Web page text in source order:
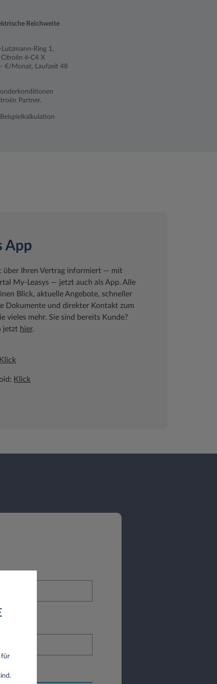
Reichweite
Ring 1,
ë-C4 X
€/Monat, Laufzeit 48
Partner.
App
über Ihren Vertrag informiert ― mit
My-Leasys ― jetzt auch als App. Alle
Blick, aktuelle Angebote, schneller
Dokumente und direkter Kontakt zum
vieles mehr. Sie sind bereits Kunde?
jetzt hier.
Klick
für